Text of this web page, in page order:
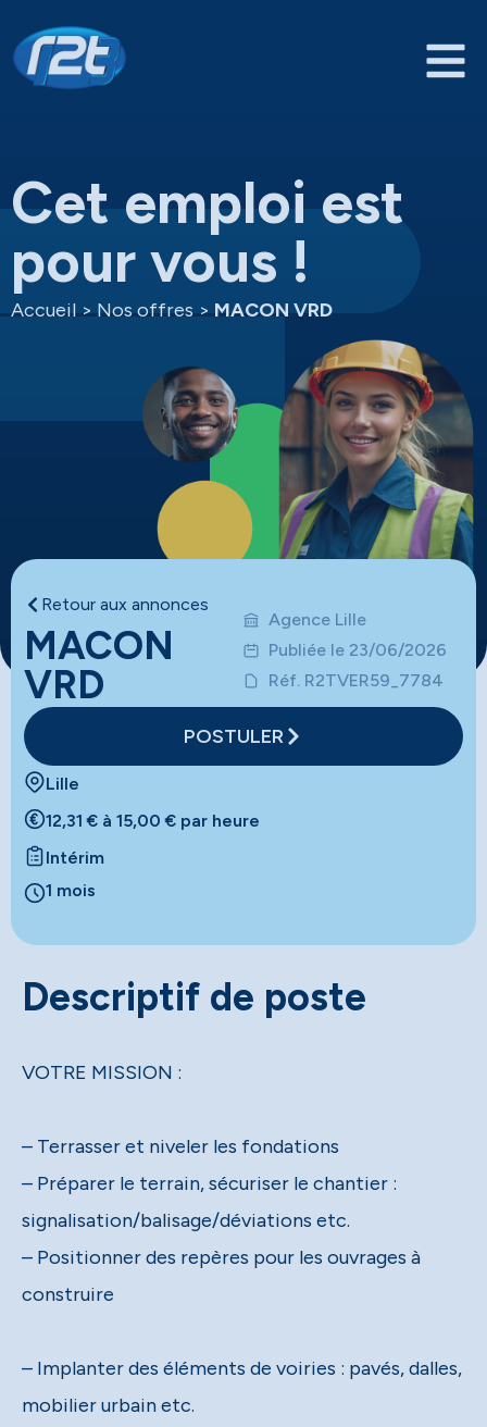
Cet emploi est
pour vous !
Accueil > Nos offres > MACON VRD
Retour aux annonces
MACON
VRD
Agence Lille
Publiée le 23/06/2026
Réf. R2TVER59_7784
POSTULER
Lille
12,31 € à 15,00 € par heure
Intérim
1 mois
Descriptif de poste
VOTRE MISSION :
– Terrasser et niveler les fondations
– Préparer le terrain, sécuriser le chantier :
signalisation/balisage/déviations etc.
– Positionner des repères pour les ouvrages à
construire
– Implanter des éléments de voiries : pavés, dalles,
mobilier urbain etc.